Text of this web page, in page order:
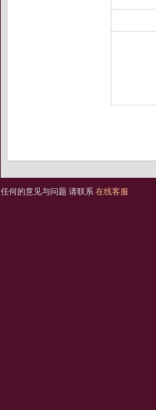
任何的意见与问题 请联系 在线客服